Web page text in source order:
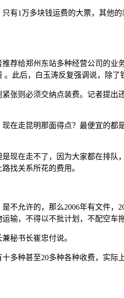
有1万多块钱运费的大票，其他
荐给郑州东站多种经营公司的
此后，白玉涛反复强调说，除
张则必须交纳点装费。记者提
在走昆明那面得点？最便宜的
现在走不了，因为大家都在排
找关系所花的费用。
不允许的，那么2006年有文件
输，不得以不批计划，不配空车
秘书长崔忠付说。
多种甚至20多种各种收费，实